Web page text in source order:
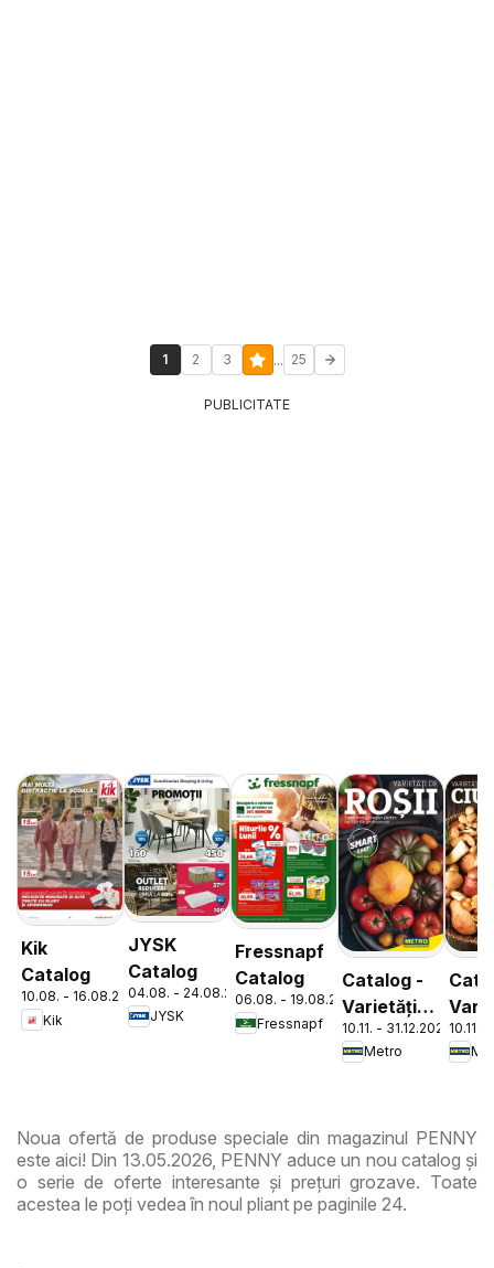
1 2 3 ... 25
PUBLICITATE
Kik
Catalog
10.08. - 16.08.2026
Kik
JYSK
Catalog
04.08. - 24.08.2026
JYSK
Fressnapf
Catalog
06.08. - 19.08.2026
Fressnapf
Catalog -
Varietăți
de Roșii
10.11. - 31.12.2026
Metro
de
10.11.
Noua ofertă de produse speciale din magazinul PENNY
este aici! Din 13.05.2026, PENNY aduce un nou catalog și
o serie de oferte interesante și prețuri grozave. Toate
acestea le poți vedea în noul pliant pe paginile 24.